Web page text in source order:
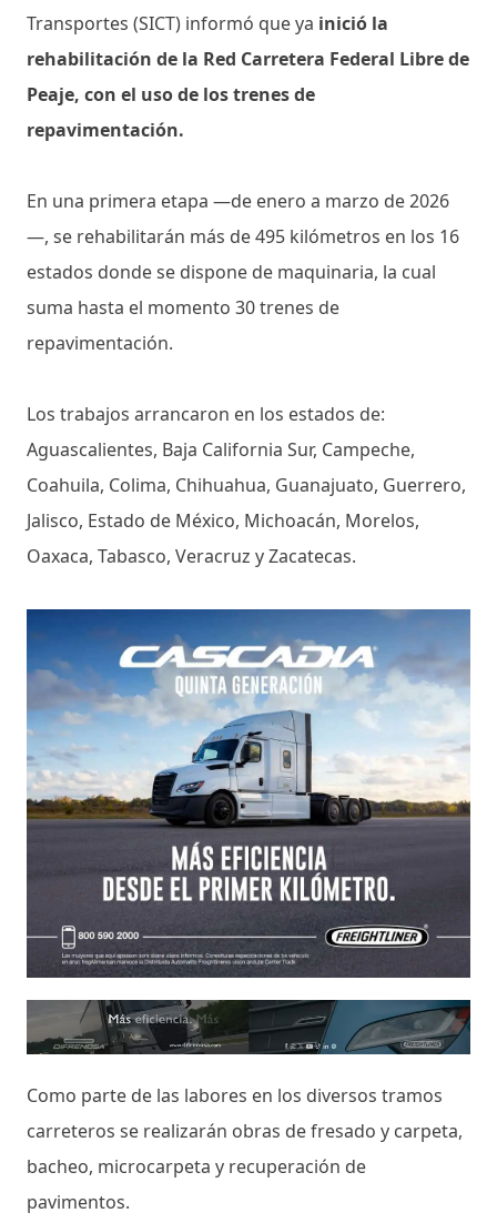
Transportes (SICT) informó que ya inició la
rehabilitación de la Red Carretera Federal Libre de
Peaje, con el uso de los trenes de
repavimentación.
En una primera etapa —de enero a marzo de 2026
—, se rehabilitarán más de 495 kilómetros en los 16
estados donde se dispone de maquinaria, la cual
suma hasta el momento 30 trenes de
repavimentación.
Los trabajos arrancaron en los estados de:
Aguascalientes, Baja California Sur, Campeche,
Coahuila, Colima, Chihuahua, Guanajuato, Guerrero,
Jalisco, Estado de México, Michoacán, Morelos,
Oaxaca, Tabasco, Veracruz y Zacatecas.
Como parte de las labores en los diversos tramos
carreteros se realizarán obras de fresado y carpeta,
bacheo, microcarpeta y recuperación de
pavimentos.